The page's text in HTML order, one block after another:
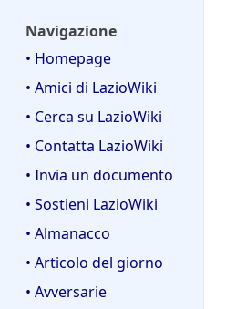
Navigazione
• Homepage
• Amici di LazioWiki
• Cerca su LazioWiki
• Contatta LazioWiki
• Invia un documento
• Sostieni LazioWiki
• Almanacco
• Articolo del giorno
• Avversarie